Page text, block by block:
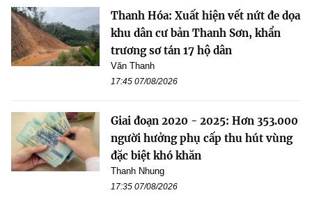
Thanh Hóa: Xuất hiện vết nứt đe dọa
khu dân cư bản Thanh Sơn, khẩn
trương sơ tán 17 hộ dân
Văn Thanh
17:45 07/08/2026
Giai đoạn 2020 - 2025: Hơn 353.000
người hưởng phụ cấp thu hút vùng
đặc biệt khó khăn
Thanh Nhung
17:35 07/08/2026